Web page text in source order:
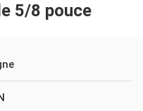
5/8 pouce